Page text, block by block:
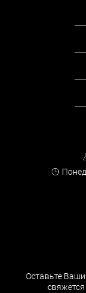
Оставьте